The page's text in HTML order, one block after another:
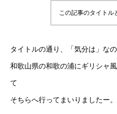
この記事のタイトル
タイトルの通り、「気分は」な
和歌山県の和歌の浦にギリシャ
て
そちらへ行ってまいりましたー。